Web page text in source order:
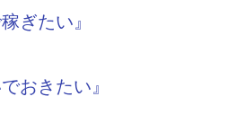
ぎたい』
おきたい』